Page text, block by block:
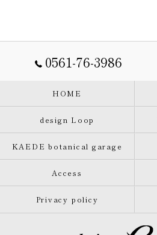
0561-76-3986
HOME
design Loop
KAEDE botanical garage
Access
Privacy policy